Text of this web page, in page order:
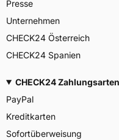
Presse
Unternehmen
CHECK24 Österreich
CHECK24 Spanien
CHECK24 Zahlungsarten
PayPal
Kreditkarten
Sofortüberweisung